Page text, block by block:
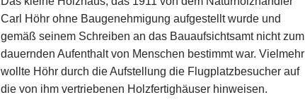
Carl Höhr ohne Baugenehmigung aufgestellt wurde und
gemäß seinem Schreiben an das Bauaufsichtsamt nicht zum
dauernden Aufenthalt von Menschen bestimmt war. Vielmehr
wollte Höhr durch die Aufstellung die Flugplatzbesucher auf
die von ihm vertriebenen Holzfertighäuser hinweisen.